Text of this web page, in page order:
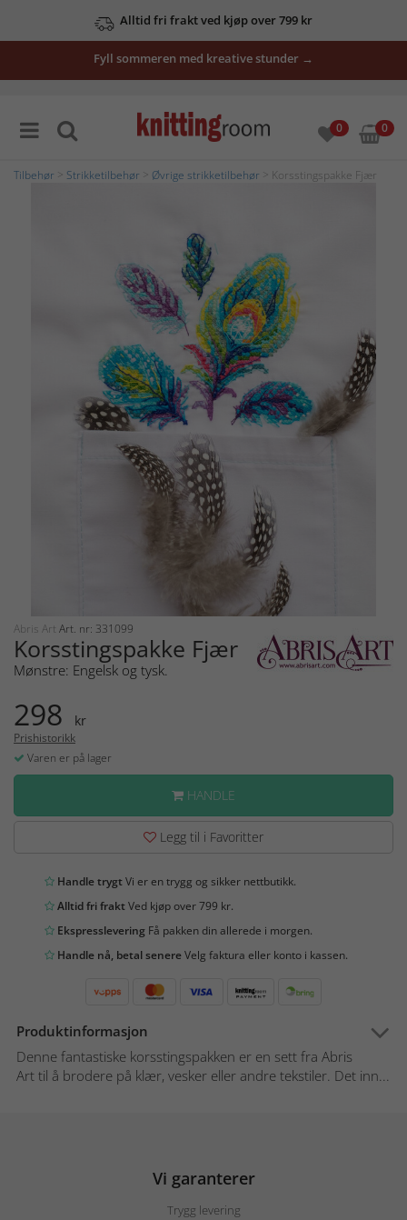
Alltid fri frakt ved kjøp over 799 kr
Fyll sommeren med kreative stunder →
0 0
Tilbehør Strikketilbehør Øvrige strikketilbehør > Korsstingspakke Fjær
Abris Art Art. nr: 331099
Korsstingspakke Fjær
Mønstre: Engelsk og tysk.
298 kr
Prishistorikk
Varen er på lager
HANDLE
Legg til i Favoritter
Handle trygtVi er en trygg og sikker nettbutikk.
Alltid fri fraktVed kjøp over 799 kr.
Ekspresslevering Få pakken din allerede i morgen.
Handle nå, betal senereVelg faktura eller konto i kassen.
Produktinformasjon
Denne fantastiske korsstingspakken er en sett fra Abris
Art til å brodere på klær, vesker eller andre tekstiler. Det inn...
Vi garanterer
Trygg levering